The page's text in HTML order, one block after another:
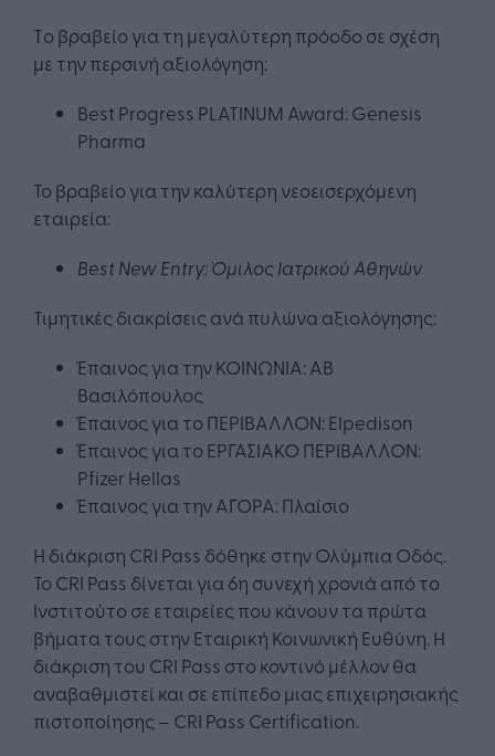
Τo βραβείο για τη μεγαλύτερη πρόοδο σε σχέση
με την περσινή αξιολόγηση:
Best Progress PLATINUM Award: Genesis
Pharma
Το βραβείο για την καλύτερη νεοεισερχόμενη
εταιρεία:
Best New Entry: Όμιλος Ιατρικού Αθηνών
Τιμητικές διακρίσεις ανά πυλώνα αξιολόγησης:
Έπαινος για την ΚΟΙΝΩΝΙΑ: ΑΒ
Βασιλόπουλος
Έπαινος για το ΠΕΡΙΒΑΛΛΟΝ: Εlpedison
Έπαινος για το ΕΡΓΑΣΙΑΚΟ ΠΕΡΙΒΑΛΛΟΝ:
Pfizer Hellas
Έπαινος για την ΑΓΟΡΑ: Πλαίσιο
Η διάκριση CRI Pass δόθηκε στην Ολύμπια Οδός.
Το CRI Pass δίνεται για 6η συνεχή χρονιά από το
Ινστιτούτο σε εταιρείες που κάνουν τα πρώτα
βήματα τους στην Εταιρική Κοινωνική Ευθύνη. Η
διάκριση του CRI Pass στο κοντινό μέλλον θα
αναβαθμιστεί και σε επίπεδο μιας επιχειρησιακής
πιστοποίησης – CRI Pass Certification.